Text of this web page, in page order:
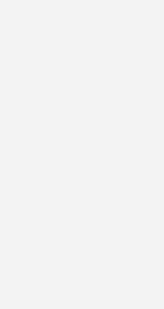
derlei Gefahren und
die während des Betriebs
zur Lieferung des
dem Hersteller Mall übertragen.
der Pelletheizung einen
an:
im Speicher
Speichers
am Maulwurf
„Saugschlauch“
der Schlauchverbindungen
steck-Verbindungen